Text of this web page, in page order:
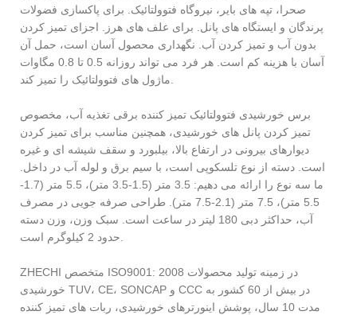
صحرا، تپه های بایر، نیروگاه فتوولتائیک. برای پاکسازی فضولات
پرندگان و ایستگاه های پانل. برای علف های هرز. اجزای تمیز کردن
بدون آب و تمیز کردن آب. نگهداری محصول آسان است، حمل آن
آسان با هزینه کم است. هر فرد می تواند روزانه 0.5 تا 0.8 مگاوات
ماژول های فتوولتائیک را تمیز کند.
برس خورشیدی فتوولتائیک تمیز کننده برقی تغذیه آب، مخصوص
تمیز کردن پانل های خورشیدی، همچنین مناسب برای تمیز کردن
دیوارهای بیرونی در ارتفاع بالا، بیلبورد و سقف شیشه ای و غیره
است. دسته از نوع تلسکوپی است، با سیم برق و لوله آب در داخل.
ما سه نوع را ارائه می دهیم: 3.5 متر (1.5-3.5 متر)، 5.5 متر (1.7-
5.5 متر)، 7.5 متر (2.1-7.5 متر). طراحی صرفه جویی در مصرف
آب، حداکثر دبی 180 لیتر در ساعت است. سبک وزن، وزن دسته
حدود 2 کیلوگرم است.
ZHECHI متخصص ISO9001: 2008 در زمینه تولید محصولات
خورشیدی TUV، CE، SONCAP و CCC در بیش از 60 کشور به
مدت 10 سال، پوشش اینورترهای خورشیدی، ربات های تمیز کننده